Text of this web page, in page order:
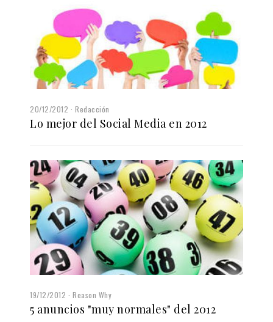
20/12/2012 Redacción
Lo mejor del Social Media en 2012
19/12/2012 Reason Why
5 anuncios "muy normales" del 2012